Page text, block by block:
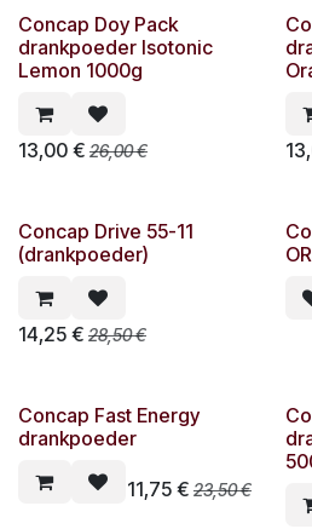
Concap Doy Pack
drankpoeder Isotonic
Lemon 1000g
13,00 € 26,00€
Concap Drive 55-11
(drankpoeder)
14,25 € 28,50€
Concap Fast Energy
drankpoeder
11,75€ 23,50€